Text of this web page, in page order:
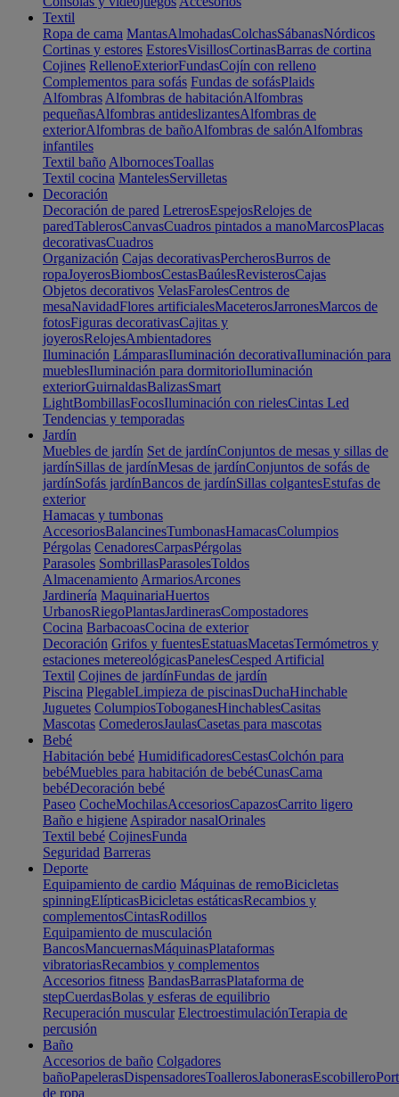
Textil
Ropa de cama MantasAlmohadasColchasSábanasNórdicos
Cortinas y estores EstoresVisillosCortinasBarras de cortina
Cojines RellenoExteriorFundasCojín con relleno
Complementos para sofás Fundas de sofásPlaids
Alfombras Alfombras de habitaciónAlfombras
pequeñasAlfombras antideslizantesAlfombras de
exteriorAlfombras de bañoAlfombras de salónAlfombras
infantiles
Textil baño AlbornocesToallas
Textil cocina MantelesServilletas
Decoración
Decoración de pared LetrerosEspejosRelojes de
paredTablerosCanvasCuadros pintados a manoMarcosPlacas
decorativasCuadros
Organización Cajas decorativasPercherosBurros de
ropaJoyerosBiombosCestasBaúlesRevisterosCajas
Objetos decorativos VelasFarolesCentros de
mesaNavidadFlores artificialesMaceterosJarronesMarcos de
fotosFiguras decorativasCajitas y
joyerosRelojesAmbientadores
Iluminación LámparasIluminación decorativaIluminación para
mueblesIluminación para dormitorioIluminación
exteriorGuirnaldasBalizasSmart
LightBombillasFocosIluminación con rielesCintas Led
Tendencias y temporadas
Jardín
Muebles de jardín Set de jardínConjuntos de mesas y sillas de
jardínSillas de jardínMesas de jardínConjuntos de sofás de
jardínSofás jardínBancos de jardínSillas colgantesEstufas de
exterior
Hamacas y tumbonas
AccesoriosBalancinesTumbonasHamacasColumpios
Pérgolas CenadoresCarpasPérgolas
Parasoles SombrillasParasolesToldos
Almacenamiento ArmariosArcones
Jardinería MaquinariaHuertos
UrbanosRiegoPlantasJardinerasCompostadores
Cocina BarbacoasCocina de exterior
Decoración Grifos y fuentesEstatuasMacetasTermómetros y
estaciones metereológicasPanelesCesped Artificial
Textil Cojines de jardínFundas de jardín
Piscina PlegableLimpieza de piscinasDuchaHinchable
Juguetes ColumpiosToboganesHinchablesCasitas
Mascotas ComederosJaulasCasetas para mascotas
Bebé
Habitación bebé HumidificadoresCestasColchón para
bebéMuebles para habitación de bebéCunasCama
bebéDecoración bebé
Paseo CocheMochilasAccesoriosCapazosCarrito ligero
Baño e higiene Aspirador nasalOrinales
Textil bebé CojinesFunda
Seguridad Barreras
Deporte
Equipamiento de cardio Máquinas de remoBicicletas
spinningElípticasBicicletas estáticasRecambios y
complementosCintasRodillos
Equipamiento de musculación
BancosMancuernasMáquinasPlataformas
vibratoriasRecambios y complementos
Accesorios fitness BandasBarrasPlataforma de
stepCuerdasBolas y esferas de equilibrio
Recuperación muscular ElectroestimulaciónTerapia de
percusión
Baño
Accesorios de baño Colgadores
bañoPapelerasDispensadoresToallerosJabonerasEscobillero
de ropa